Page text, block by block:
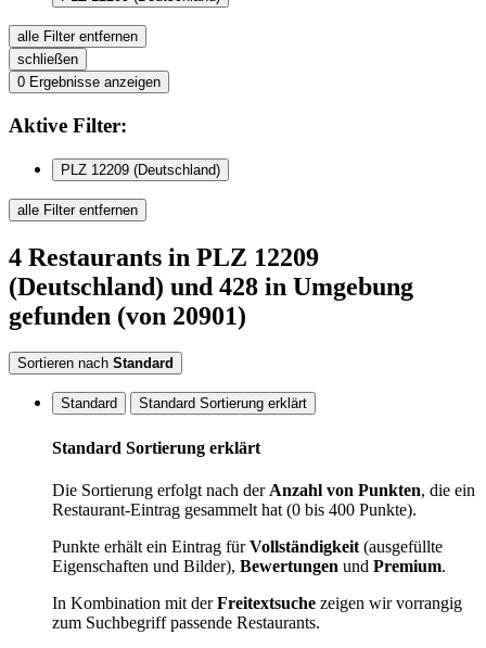
alle Filter entfernen
schließen
0 Ergebnisse anzeigen
Aktive Filter:
PLZ 12209 (Deutschland)
alle Filter entfernen
4 Restaurants in PLZ 12209
(Deutschland) und 428 in Umgebung
gefunden (von 20901)
Sortieren nach Standard
Standard Standard Sortierung erklärt
Standard Sortierung erklärt
Die Sortierung erfolgt nach der Anzahl von Punkten, die ein
Restaurant-Eintrag gesammelt hat (0 bis 400 Punkte).
Punkte erhält ein Eintrag fürVollständigkeit (ausgefüllte
Eigenschaften und Bilder), Bewertungen und Premium.
In Kombination mit derFreitextsuche zeigen wir vorrangig
zum Suchbegriff passende Restaurants.